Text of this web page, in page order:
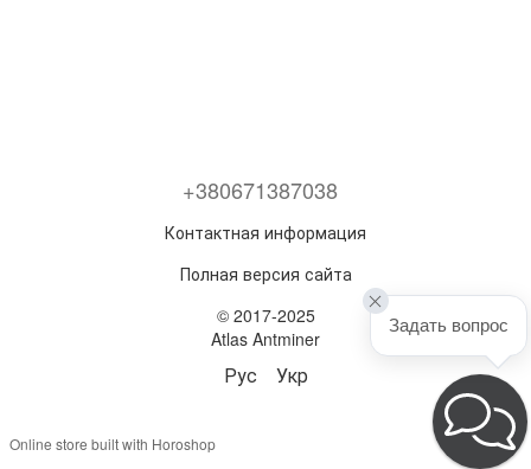
+380671387038
Контактная информация
Полная версия сайта
© 2017-2025
Atlas Antminer
Рус Укр
Online store built with Horoshop
Задать вопрос